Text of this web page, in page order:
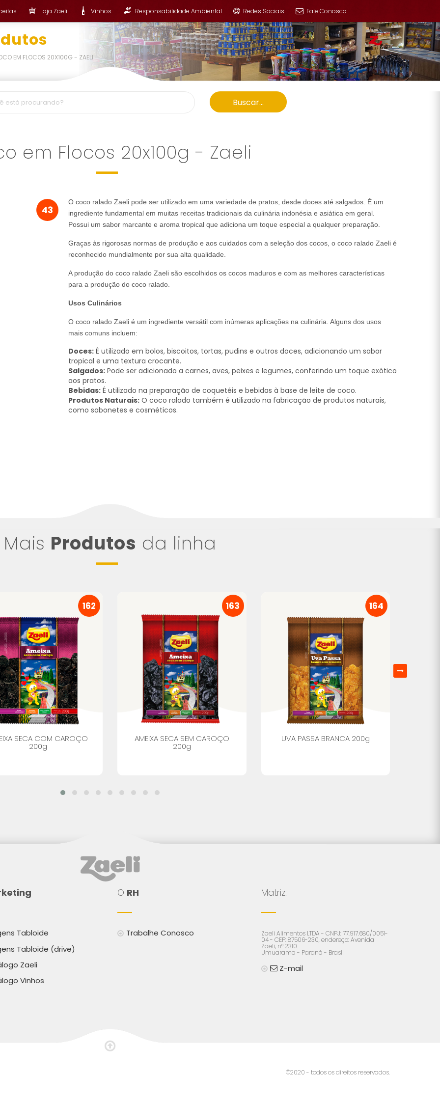
Loja Zaeli Vinhos Responsabilidade Ambiental Redes Sociais Fale Conosco
EM FLOCOS 20X100G - ZAELI
Buscar...
em Flocos 20x100g - Zaeli
43
O coco ralado Zaeli pode ser utilizado em uma variedade de pratos, desde doces até salgados. É um
ingrediente fundamental em muitas receitas tradicionais da culinária indonésia e asiática em geral.
Possui um sabor marcante e aroma tropical que adiciona um toque especial a qualquer preparação.
Graças às rigorosas normas de produção e aos cuidados com a seleção dos cocos, o coco ralado Zaeli é
reconhecido mundialmente por sua alta qualidade.
A produção do coco ralado Zaeli são escolhidos os cocos maduros e com as melhores características
para a produção do coco ralado.
Usos Culinários
O coco ralado Zaeli é um ingrediente versátil com inúmeras aplicações na culinária. Alguns dos usos
mais comuns incluem:
Doces: É utilizado em bolos, biscoitos, tortas, pudins e outros doces, adicionando um sabor
tropical e uma textura crocante.
Salgados: Pode ser adicionado a carnes, aves, peixes e legumes, conferindo um toque exótico
aos pratos.
Bebidas: É utilizado na preparação de coquetéis e bebidas à base de leite de coco.
Produtos Naturais: O coco ralado também é utilizado na fabricação de produtos naturais,
como sabonetes e cosméticos.
Mais Produtos da linha
162
SECA COM CAROÇO
200g
163
AMEIXA SECA SEM CAROÇO
200g
164
UVA PASSA BRANCA 200g
Tabloide
Tabloide (drive)
Zaeli
Vinhos
O RH
Trabalhe Conosco
Matriz:
Zaeli Alimentos LTDA - CNPJ: 77.917.680/0051-
04 - CEP: 87506-230, endereço: Avenida
Zaeli, n° 2310.
Umuarama - Paraná - Brasil
Z-mail
©2020 - todos os direitos reservados.